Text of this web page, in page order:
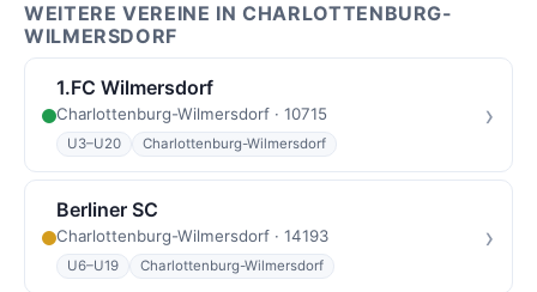
WEITERE VEREINE IN CHARLOTTENBURG-
WILMERSDORF
1.FC Wilmersdorf
Charlottenburg-Wilmersdorf · 10715
U3–U20 Charlottenburg-Wilmersdorf
›
Berliner SC
Charlottenburg-Wilmersdorf · 14193
U6–U19 Charlottenburg-Wilmersdorf
›